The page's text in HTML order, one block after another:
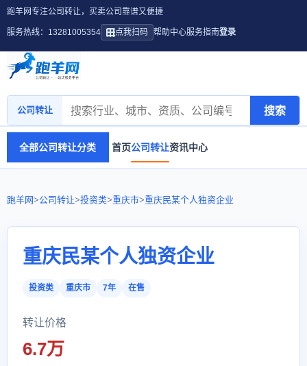
跑羊网专注公司转让，买卖公司靠谱又便捷
服务热线：13281005354 点我扫码 帮助中心服务指南登录
公司转让 搜索
全部公司转让分类 首页公司转让资讯中心
跑羊网>公司转让>投资类>重庆市>重庆民某个人独资企业
重庆民某个人独资企业
投资类 重庆市 7年 在售
转让价格
6.7万